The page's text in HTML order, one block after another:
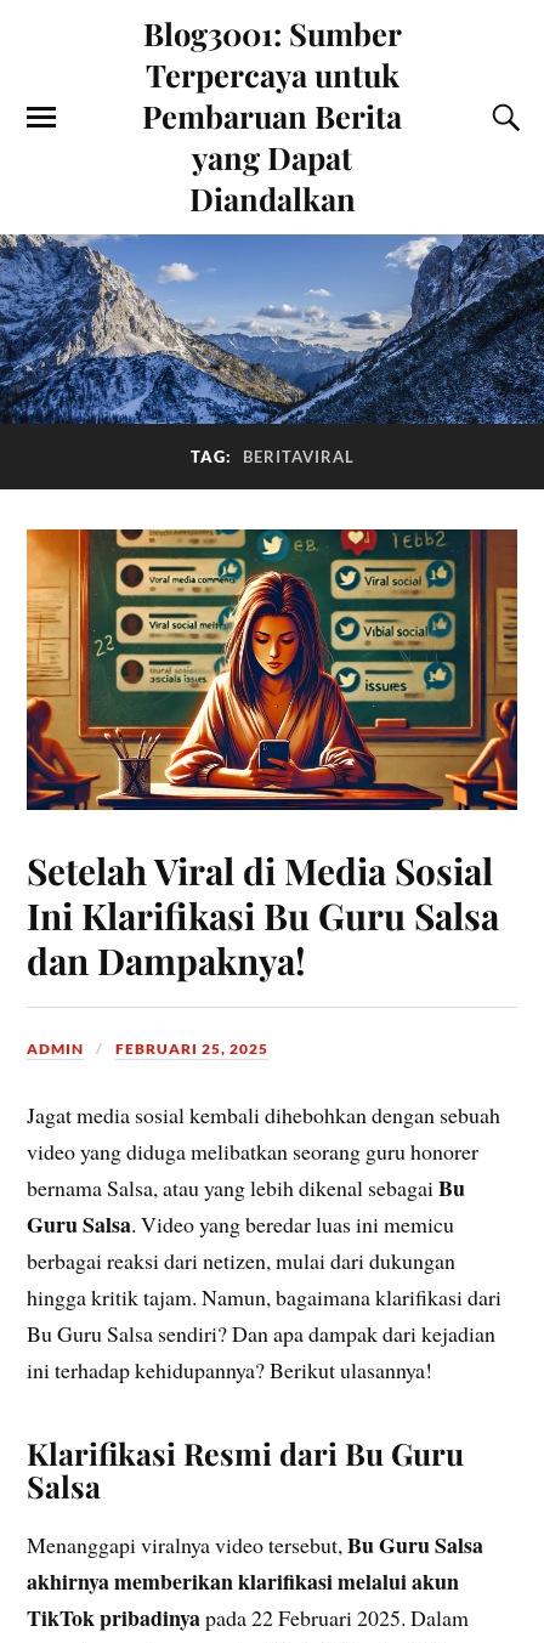
Blog3001: Sumber
Terpercaya untuk
Pembaruan Berita
yang Dapat
Diandalkan
TAG: BERITAVIRAL
Setelah Viral di Media Sosial
Ini Klarifikasi Bu Guru Salsa
dan Dampaknya!
ADMIN FEBRUARI 25, 2025
Jagat media sosial kembali dihebohkan dengan sebuah
video yang diduga melibatkan seorang guru honorer
bernama Salsa, atau yang lebih dikenal sebagaiBu
Guru Salsa. Video yang beredar luas ini memicu
berbagai reaksi dari netizen, mulai dari dukungan
hingga kritik tajam. Namun, bagaimana klarifikasi dari
Bu Guru Salsa sendiri? Dan apa dampak dari kejadian
ini terhadap kehidupannya? Berikut ulasannya!
Klarifikasi Resmi dari Bu Guru
Salsa
Menanggapi viralnya video tersebut,Bu Guru Salsa
akhirnya memberikan klarifikasi melalui akun
TikTok pribadinyapada 22 Februari 2025. Dalam